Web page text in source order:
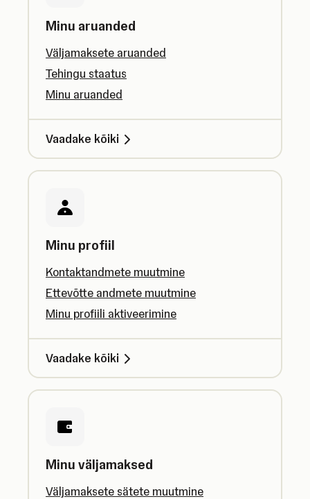
Minu aruanded
Väljamaksete aruanded
Tehingu staatus
Minu aruanded
Vaadake kõiki
Minu profiil
Kontaktandmete muutmine
Ettevõtte andmete muutmine
Minu profiili aktiveerimine
Vaadake kõiki
Minu väljamaksed
Väljamaksete sätete muutmine